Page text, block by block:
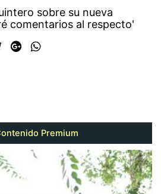
sobre su nueva
comentarios al respecto'
Premium